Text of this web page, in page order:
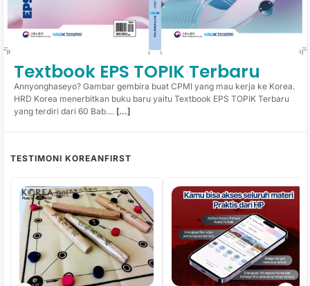
Textbook EPS TOPIK Terbaru
Annyonghaseyo? Gambar gembira buat CPMI yang mau kerja ke Korea.
HRD Korea menerbitkan buku baru yaitu Textbook EPS TOPIK Terbaru
yang terdiri dari 60 Bab.... [...]
TESTIMONI KOREANFIRST